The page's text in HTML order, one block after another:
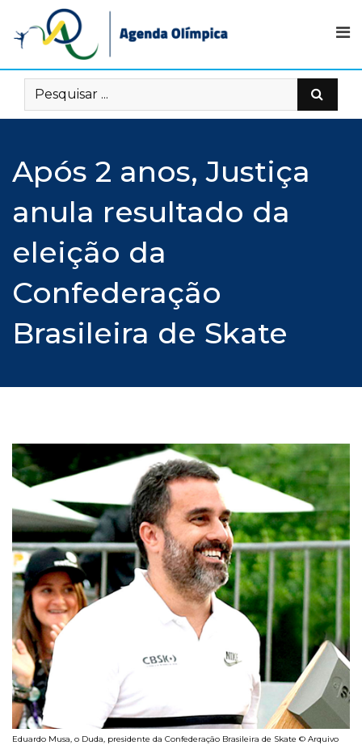
content
Após 2 anos, Justiça
anula resultado da
eleição da
Confederação
Brasileira de Skate
Eduardo Musa, o Duda, presidente da Confederação Brasileira de Skate © Arquivo